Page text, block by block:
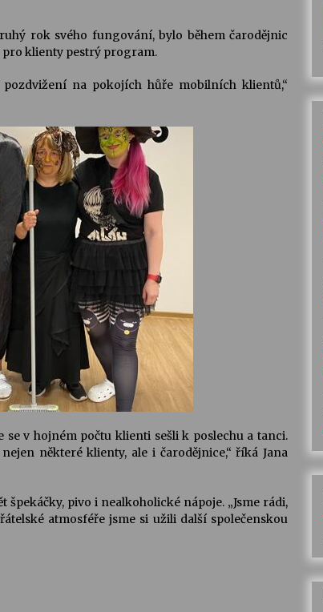
17. 7. 2026
Varhanní recitál Michala Novenka v
Klášteře Želiv
3. 7. 2026
rok svého fungování, bylo během čarodějnic
pro klienty pestrý program.
na pokojích hůře mobilních klientů,“
v hojném počtu klienti sešli k poslechu a tanci.
některé klienty, ale i čarodějnice,“ říká Jana
pivo i nealkoholické nápoje. „Jsme rádi,
atmosféře jsme si užili další společenskou